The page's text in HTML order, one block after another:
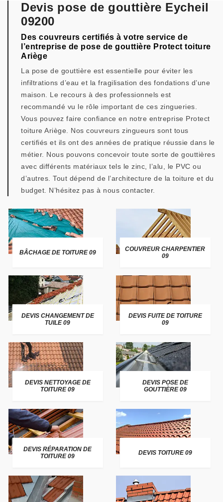
Devis pose de gouttière Eycheil
09200
Des couvreurs certifiés à votre service de
l’entreprise de pose de gouttière Protect toiture
Ariège
La pose de gouttière est essentielle pour éviter les
infiltrations d’eau et la fragilisation des fondations d’une
maison. Le recours à des professionnels est
recommandé vu le rôle important de ces zingueries.
Vous pouvez faire confiance en notre entreprise Protect
toiture Ariège. Nos couvreurs zingueurs sont tous
certifiés et ils ont des années de pratique réussie dans le
métier. Nous pouvons concevoir toute sorte de gouttières
avec différents matériaux tels le zinc, l’alu, le PVC ou
d’autres. Tout dépend de l’architecture de la toiture et du
budget. N’hésitez pas à nous contacter.
BÂCHAGE DE TOITURE 09
COUVREUR CHARPENTIER
09
DEVIS CHANGEMENT DE
TUILE 09
DEVIS FUITE DE TOITURE
09
DEVIS NETTOYAGE DE
TOITURE 09
DEVIS POSE DE
GOUTTIÈRE 09
DEVIS RÉPARATION DE
TOITURE 09
DEVIS TOITURE 09